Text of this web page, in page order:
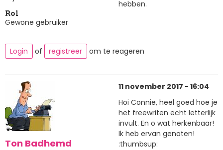
Rol
Gewone gebruiker
hebben.
Login of registreer om te reageren
Ton Badhemd
11 november 2017 - 16:04
Hoi Connie, heel goed hoe je
het freewriten echt letterlijk
invult. En o wat herkenbaar!
Ik heb ervan genoten!
:thumbsup: